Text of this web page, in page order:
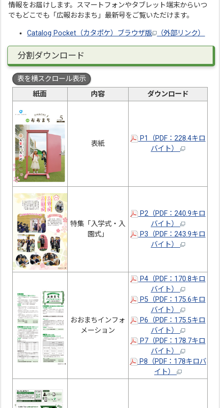
情報をお届けします。スマートフォンやタブレット端末からいつ
でもどこでも「広報おおまち」最新号をご覧いただけます。
Catalog Pocket（カタポケ）ブラウザ版 （外部リンク）
分割ダウンロード
表を横スクロール表示
紙面
内容 ダウンロード
表紙
P1（PDF：228.4キロ
バイト）
特集「入学式・入
園式」
P2（PDF：240.9キロ
バイト）
P3（PDF：243.9キロ
バイト）
おおまちインフォ
メーション
P4（PDF：170.8キロ
バイト）
P5（PDF：175.6キロ
バイト）
P6（PDF：175.5キロ
バイト）
P7（PDF：178.7キロ
バイト）
P8（PDF：178キロバ
イト）